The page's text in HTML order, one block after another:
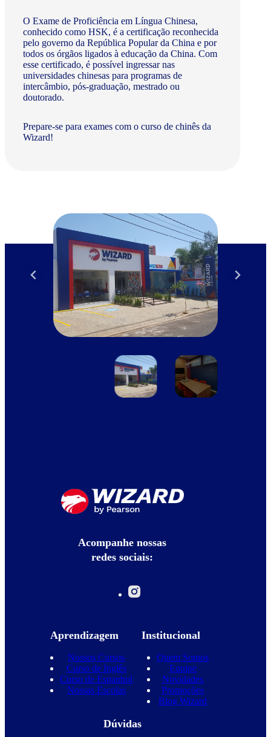
O Exame de Proficiência em Língua Chinesa,
conhecido como HSK, é a certificação reconhecida
pelo governo da República Popular da China e por
todos os órgãos ligados à educação da China. Com
esse certificado, é possível ingressar nas
universidades chinesas para programas de
intercâmbio, pós-graduação, mestrado ou
doutorado.
Prepare-se para exames com o curso de chinês da
Wizard!
Acompanhe nossas
redes sociais:
Aprendizagem
Nossos Cursos
Curso de Inglês
Curso de Espanhol
Nossas Escolas
Institucional
Quem Somos
Equipe
Novidades
Promoções
Blog Wizard
Dúvidas